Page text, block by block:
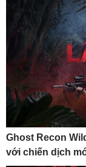
Ghost Recon
với chiến dịch